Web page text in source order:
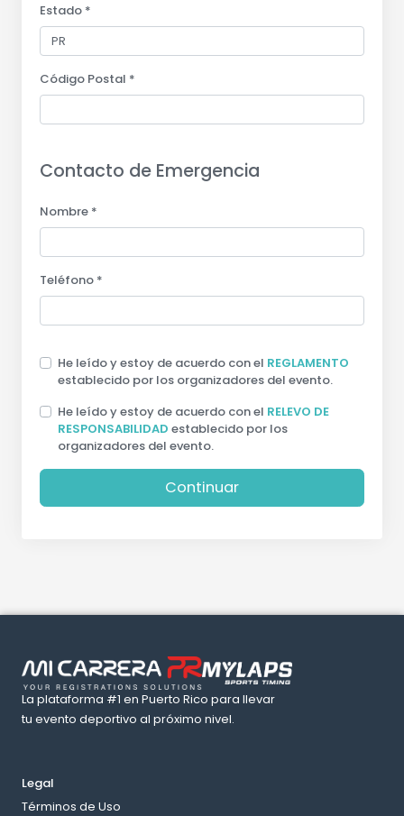
Estado *
Código Postal *
Contacto de Emergencia
Nombre *
Teléfono *
He leído y estoy de acuerdo con el REGLAMENTO
establecido por los organizadores del evento.
He leído y estoy de acuerdo con el RELEVO DE
RESPONSABILIDAD establecido por los
organizadores del evento.
Continuar
La plataforma #1 en Puerto Rico para llevar
tu evento deportivo al próximo nivel.
Legal
Términos de Uso